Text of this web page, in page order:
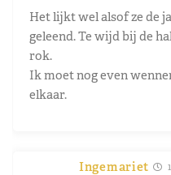
Het lijkt wel alsof ze de
geleend. Te wijd bij de
rok.
Ik moet nog even
elkaar.
Ingemariet